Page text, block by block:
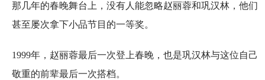
那几年的春晚舞台上，没有人能忽略赵丽蓉和巩汉林，他们
甚至屡次拿下小品节目的一等奖。
1999年，赵丽蓉最后一次登上春晚，也是巩汉林与这位自己
敬重的前辈最后一次搭档。